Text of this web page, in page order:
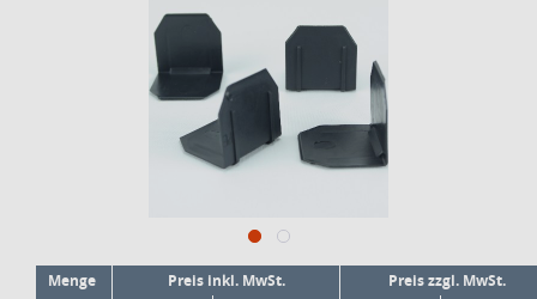
Menge Preis inkl. MwSt. Preis zzgl. MwSt.